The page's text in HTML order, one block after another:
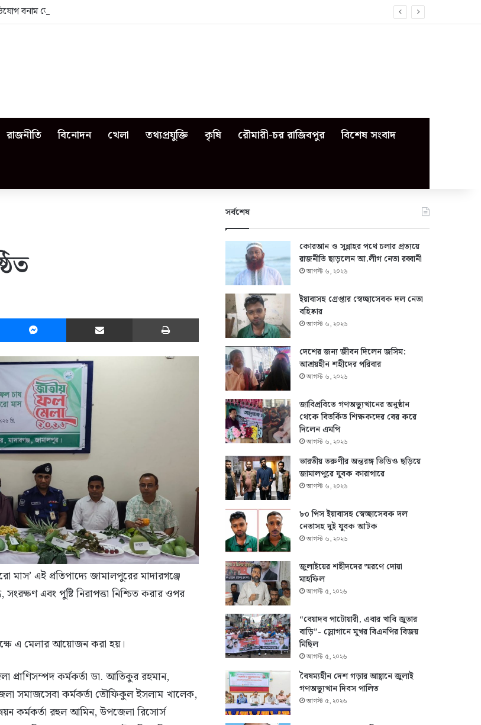
বনাম ভেজাল দুধের জিডি
রাজনীতি বিনোদন খেলা তথ্যপ্রযুক্তি কৃষি রৌমারী-চর রাজিবপুর বিশেষ সংবাদ
Pinterest Messenger Share via Email Print
এই প্রতিপাদ্যে জামালপুরের মাদারগঞ্জে
এবং পুষ্টি নিরাপত্তা নিশ্চিত করার ওপর
এ মেলার আয়োজন করা হয়।
প্রাণিসম্পদ কর্মকর্তা ডা. আতিকুর রহমান,
সমাজসেবা কর্মকর্তা তৌফিকুল ইসলাম খালেক,
কর্মকর্তা রহুল আমিন, উপজেলা রিসোর্স
সর্বশেষ
কোরআন ও সুন্নাহর পথে চলার প্রত্যয়ে
রাজনীতি ছাড়লেন আ.লীগ নেতা রব্বানী
আগস্ট ৬, ২০২৬
ইয়াবাসহ গ্রেপ্তার স্বেচ্ছাসেবক দল নেতা
বহিষ্কার
আগস্ট ৬, ২০২৬
দেশের জন্য জীবন দিলেন জসিম:
আশ্রয়হীন শহীদের পরিবার
আগস্ট ৬, ২০২৬
জাবিপ্রবিতে গণঅভ্যুত্থানের অনুষ্ঠান
থেকে বিতর্কিত শিক্ষকদের বের করে
দিলেন এমপি
আগস্ট ৬, ২০২৬
ভারতীয় তরুণীর অন্তরঙ্গ ভিডিও ছড়িয়ে
জামালপুরে যুবক কারাগারে
আগস্ট ৬, ২০২৬
৮০ পিস ইয়াবাসহ স্বেচ্ছাসেবক দল
নেতাসহ দুই যুবক আটক
আগস্ট ৬, ২০২৬
জুলাইয়ের শহীদদের স্মরণে দোয়া
মাহফিল
আগস্ট ৫, ২০২৬
“বেয়াদব পাটোয়ারী, এবার খাবি জুতার
বাড়ি”- স্লোগানে মুখর বিএনপির বিজয়
মিছিল
আগস্ট ৫, ২০২৬
বৈষম্যহীন দেশ গড়ার আহ্বানে জুলাই
গণঅভ্যুত্থান দিবস পালিত
আগস্ট ৫, ২০২৬